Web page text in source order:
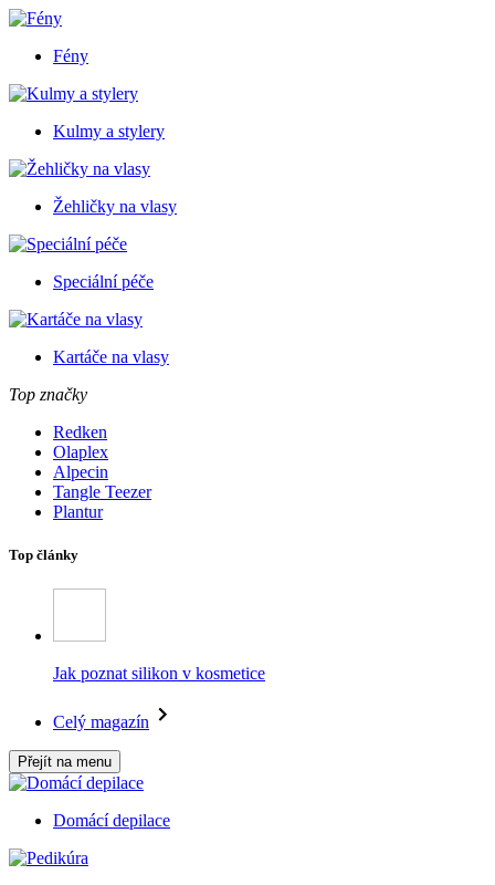
Fény
Kulmy a stylery
Žehličky na vlasy
Speciální péče
Kartáče na vlasy
Top značky
Redken
Olaplex
Alpecin
Tangle Teezer
Plantur
Top články
Jak poznat silikon v kosmetice
Celý magazín
Přejít na menu
Domácí depilace